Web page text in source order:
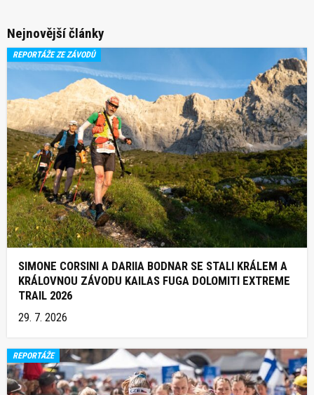
Nejnovější články
REPORTÁŽE ZE ZÁVODŮ
SIMONE CORSINI A DARIIA BODNAR SE STALI KRÁLEM A
KRÁLOVNOU ZÁVODU KAILAS FUGA DOLOMITI EXTREME
TRAIL 2026
29. 7. 2026
REPORTÁŽE